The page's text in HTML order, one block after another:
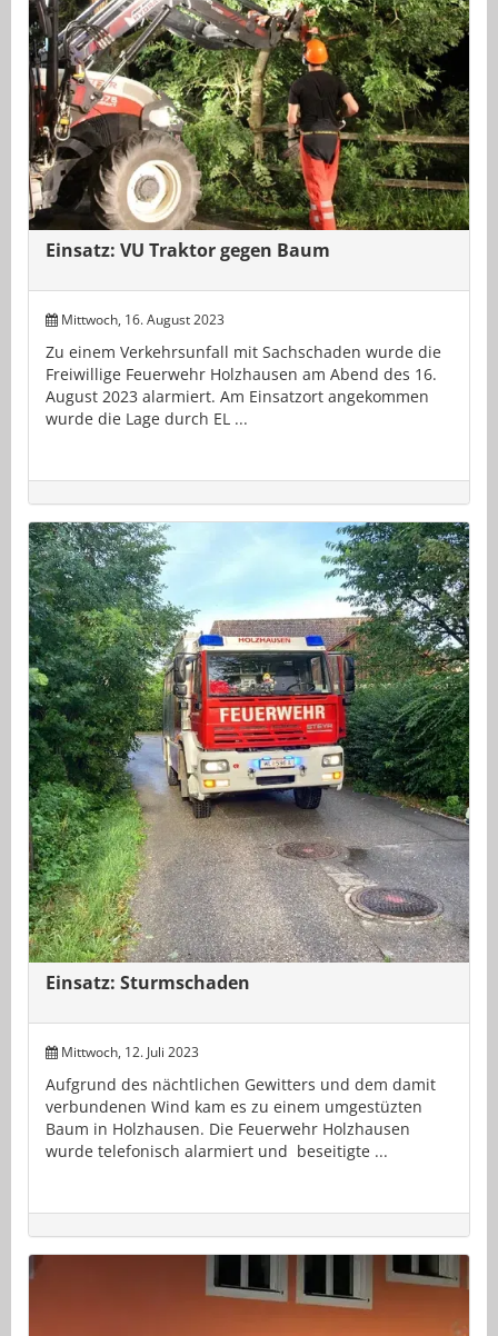
Einsatz: VU Traktor gegen Baum
Mittwoch, 16. August 2023
Zu einem Verkehrsunfall mit Sachschaden wurde die
Freiwillige Feuerwehr Holzhausen am Abend des 16.
August 2023 alarmiert. Am Einsatzort angekommen
wurde die Lage durch EL ...
Einsatz: Sturmschaden
Mittwoch, 12. Juli 2023
Aufgrund des nächtlichen Gewitters und dem damit
verbundenen Wind kam es zu einem umgestüzten
Baum in Holzhausen. Die Feuerwehr Holzhausen
wurde telefonisch alarmiert und beseitigte ...